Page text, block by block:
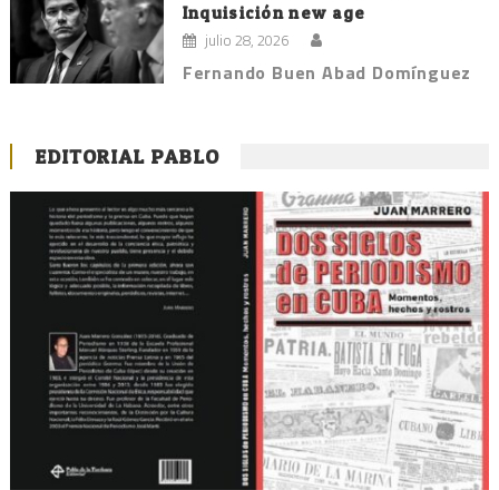
Inquisición new age
julio 28, 2026
Fernando Buen Abad Domínguez
EDITORIAL PABLO